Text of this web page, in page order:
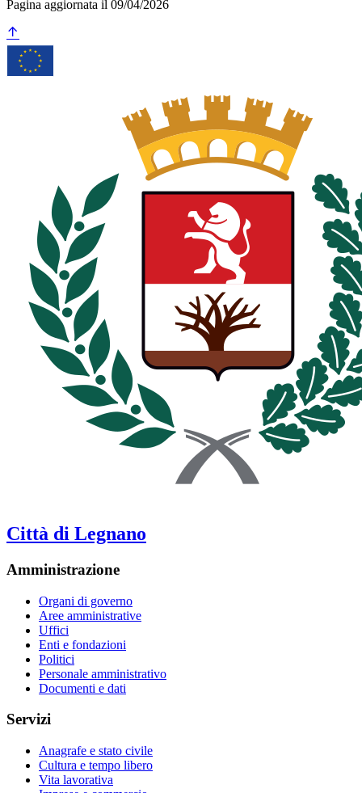
Pagina aggiornata il 09/04/2026
Città di Legnano
Amministrazione
Organi di governo
Aree amministrative
Uffici
Enti e fondazioni
Politici
Personale amministrativo
Documenti e dati
Servizi
Anagrafe e stato civile
Cultura e tempo libero
Vita lavorativa